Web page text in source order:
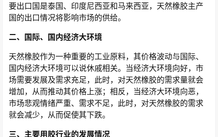
要出口国是泰国、印度尼西亚和马来西亚，天然橡胶主产
国的出口情况将影响市场的供给。
二、国际、国内经济大环境
天然橡胶作为一种重要的工业原料，其价格波动与国际、
国内经济大环境可以说休戚相关。当经济大环境向好，市
场需要发展及需求充足，此时，对天然橡胶的需求量就会
增加，从而推动其价格上涨；相反，当经济大环境向恶，
市场悲观情绪严重、需求不足，此时，对天然橡胶的需求
就会减少，从而促使其下跌。
三、主要用胶行业的发展情况